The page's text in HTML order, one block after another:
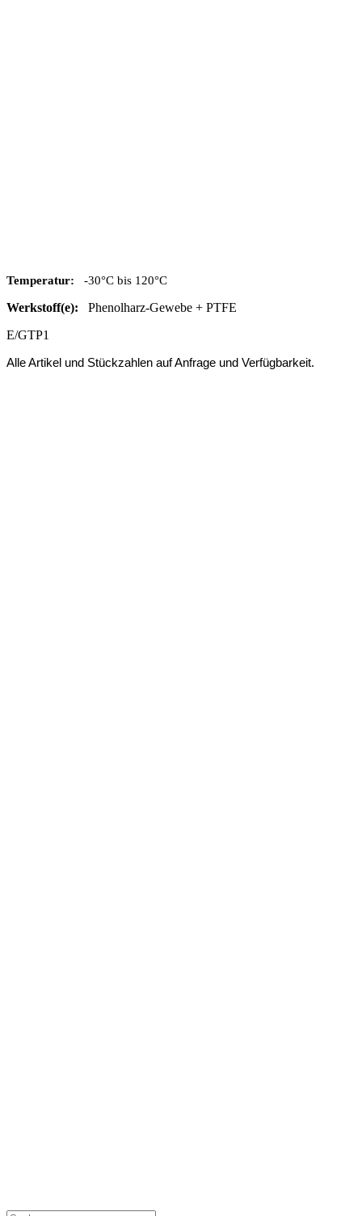
Temperatur: -30°C bis 120°C
Werkstoff(e): Phenolharz-Gewebe + PTFE
E/GTP1
Alle Artikel und Stückzahlen auf Anfrage und Verfügbarkeit.